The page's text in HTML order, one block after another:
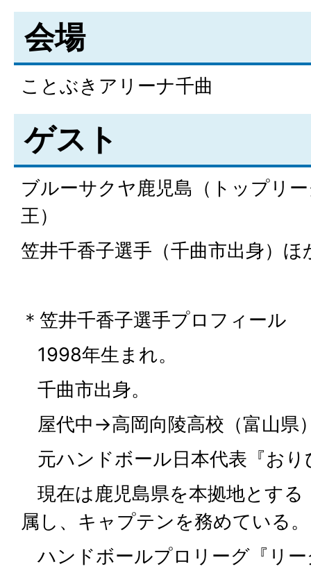
会場
ことぶきアリーナ千曲
ゲスト
ブルーサクヤ鹿児島（トップリ
王）
笠井千香子選手（千曲市出身）ほ
＊笠井千香子選手プロフィール
1998年生まれ。
千曲市出身。
屋代中→高岡向陵高校（富山県
元ハンドボール日本代表『お
現在は鹿児島県を本拠地とする
属し、キャプテンを務めている。
ハンドボールプロリーグ『リ